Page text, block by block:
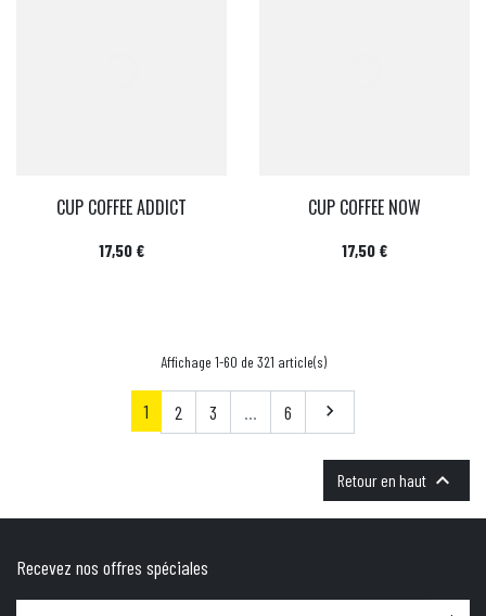
CUP COFFEE ADDICT
Prix
17,50 €
CUP COFFEE NOW
Prix
17,50 €
Affichage 1-60 de 321 article(s)
1 2 3 … 6 Suivant

Retour en haut 
Recevez nos offres spéciales